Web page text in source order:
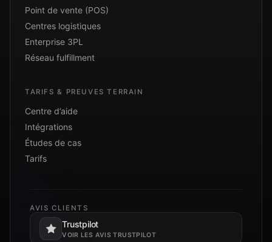
Point de vente (POS)
Centres logistiques
Enterprise 3PL
Réseau fulfillment
TARIFS & PREUVES TERRAIN
Centre d’aide
Intégrations
Études de cas
Tarifs
AVIS CLIENTS
Trustpilot
VOIR LES AVIS TRUSTPILOT
S’ouvre dans un nouvel onglet.